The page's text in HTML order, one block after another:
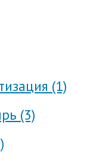
(1)
(3)